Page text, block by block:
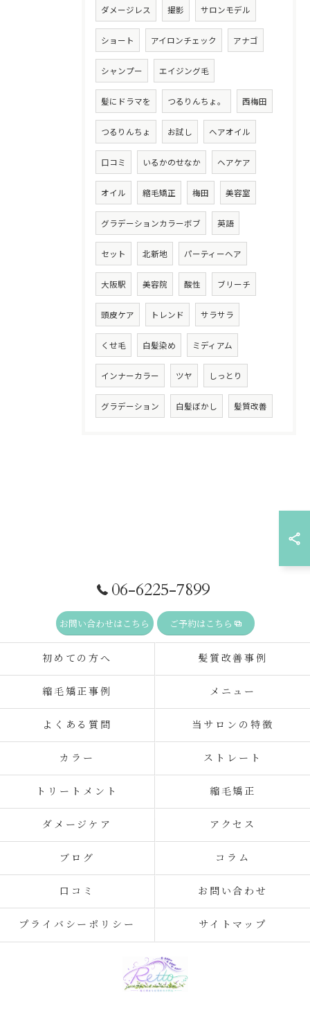
ダメージレス 撮影 サロンモデル
ショート アイロンチェック アナゴ
シャンプー エイジング毛
髪にドラマを つるりんちょ。 西梅田
つるりんちょ お試し ヘアオイル
口コミ いるかのせなか ヘアケア
オイル 縮毛矯正 梅田 美容室
グラデーションカラーボブ 英語
セット 北新地 パーティーヘア
大阪駅 美容院 酸性 ブリーチ
頭皮ケア トレンド サラサラ
くせ毛 白髪染め ミディアム
インナーカラー ツヤ しっとり
グラデーション 白髪ぼかし 髪質改善
06-6225-7899
お問い合わせはこちら ご予約はこちら
初めての方へ 髪質改善事例
縮毛矯正事例 メニュー
よくある質問 当サロンの特徴
カラー ストレート
トリートメント 縮毛矯正
ダメージケア アクセス
ブログ コラム
口コミ お問い合わせ
プライバシーポリシー サイトマップ